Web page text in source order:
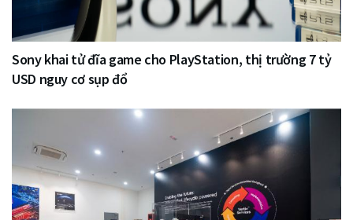
Sony khai tử đĩa game cho PlayStation, thị trường 7 tỷ
USD nguy cơ sụp đổ